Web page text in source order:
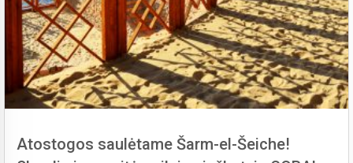
Atostogos saulėtame Šarm-el-Šeiche!